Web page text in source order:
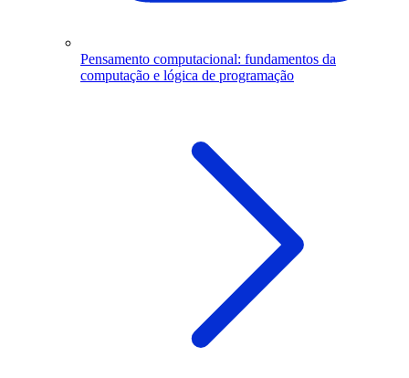
Pensamento computacional: fundamentos da
computação e lógica de programação